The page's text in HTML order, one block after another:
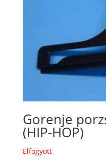
Gorenje
(HIP-HOP)
Elfogyott